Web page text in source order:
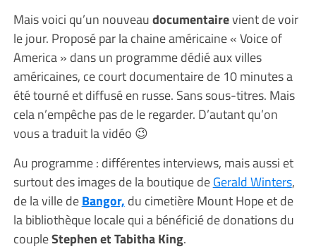
Mais voici qu’un nouveaudocumentairevient de voir
le jour. Proposé par la chaine américaine « Voice of
America » dans un programme dédié aux villes
américaines, ce court documentaire de 10 minutes a
été tourné et diffusé en russe. Sans sous-titres. Mais
cela n’empêche pas de le regarder. D’autant qu’on
vous a traduit la vidéo 😉
Au programme : différentes interviews, mais aussi et
surtout des images de la boutique deGerald Winters,
de la ville deBangor, du cimetière Mount Hope et de
la bibliothèque locale qui a bénéficié de donations du
coupleStephen et Tabitha King.